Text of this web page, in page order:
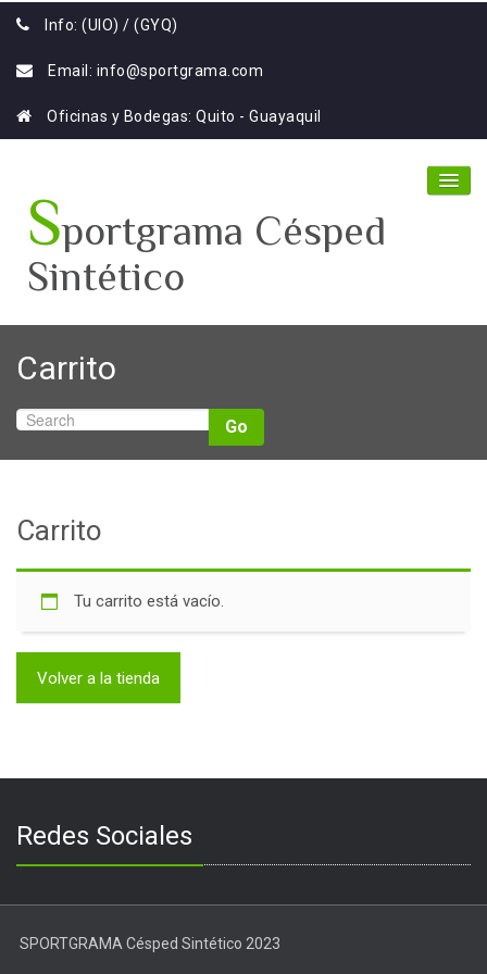
Info: (UIO) / (GYQ)
Email: info@sportgrama.com
Oficinas y Bodegas: Quito - Guayaquil
Sportgrama Césped
Sintético
Home
Nosotros
Productos
Galería
Carrito
Contacto
Carrito
Go
Carrito
Tu carrito está vacío.
Volver a la tienda
Redes Sociales
SPORTGRAMA Césped Sintético 2023